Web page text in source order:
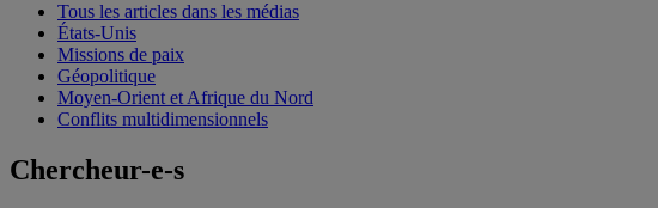
Tous les articles dans les médias
États-Unis
Missions de paix
Géopolitique
Moyen-Orient et Afrique du Nord
Conflits multidimensionnels
Chercheur-e-s